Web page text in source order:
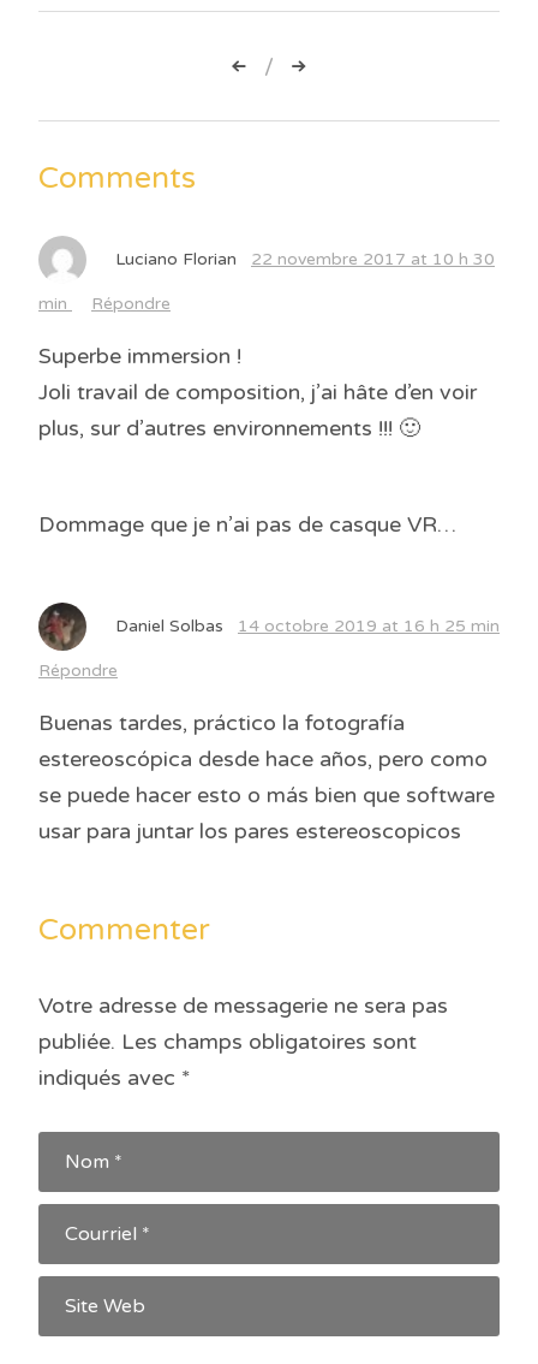
Navigation
de
l’article
Comments
Luciano Florian 22 novembre 2017 at 10 h 30
min Répondre
Superbe immersion !
Joli travail de composition, j’ai hâte d’en voir
plus, sur d’autres environnements !!! 🙂
Dommage que je n’ai pas de casque VR…
Daniel Solbas 14 octobre 2019 at 16 h 25 min
Répondre
Buenas tardes, práctico la fotografía
estereoscópica desde hace años, pero como
se puede hacer esto o más bien que software
usar para juntar los pares estereoscopicos
Commenter
Votre adresse de messagerie ne sera pas
publiée. Les champs obligatoires sont
indiqués avec *